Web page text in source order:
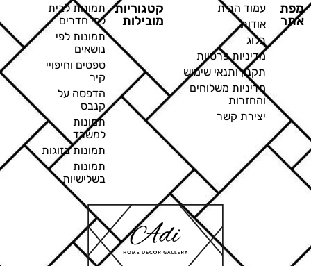
מפת
אתר
עמוד הבית
אודות
בלוג
מדיניות פרטיות
תקנון ותנאי שימוש
מדיניות משלוחים
והחזרות
יצירת קשר
קטגוריות
מובילות
תמונות לבית
לפי חדרים
תמונות לפי
נושאים
טפטים וחיפויי
קיר
הדפסה על
קנבס
תמונות
למשרד
תמונות בזוגות
תמונות
בשלישיות